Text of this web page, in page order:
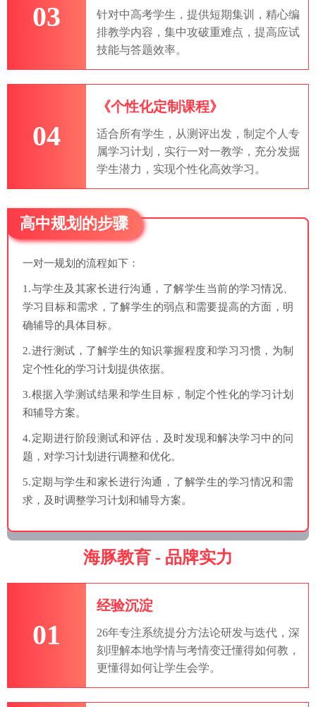
03
针对中高考学生，提供短期集训，精心编
排教学内容，集中攻破重难点，提高应试
技能与答题效率。
04
《个性化定制课程》
适合所有学生，从测评出发，制定个人专
属学习计划，实行一对一教学，充分发掘
学生潜力，实现个性化高效学习。
高中规划的步骤
一对一规划的流程如下：
1.与学生及其家长进行沟通，了解学生当前的学习情况、
学习目标和需求，了解学生的弱点和需要提高的方面，明
确辅导的具体目标。
2.进行测试，了解学生的知识掌握程度和学习习惯，为制
定个性化的学习计划提供依据。
3.根据入学测试结果和学生目标，制定个性化的学习计划
和辅导方案。
4.定期进行阶段测试和评估，及时发现和解决学习中的问
题，对学习计划进行调整和优化。
5.定期与学生和家长进行沟通，了解学生的学习情况和需
求，及时调整学习计划和辅导方案。
海豚教育 - 品牌实力
01
经验沉淀
26年专注系统提分方法论研发与迭代，深
刻理解本地学情与考情变迁懂得如何教，
更懂得如何让学生会学。